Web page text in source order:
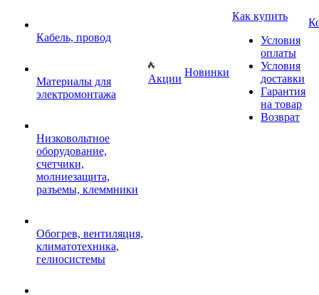
Кабель, провод
Материалы для
электромонтажа
Низковольтное
оборудование,
счетчики,
молниезащита,
разъемы, клеммники
Обогрев, вентиляция,
климатотехника,
гелиосистемы
Акции
Новинки
Как купить
Условия
оплаты
Условия
доставки
Гарантия
на товар
Возврат